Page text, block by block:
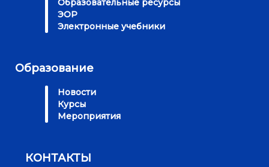
Образовательные ресурсы
ЭОР
Электронные учебники
Образование
Новости
Курсы
Мероприятия
КОНТАКТЫ